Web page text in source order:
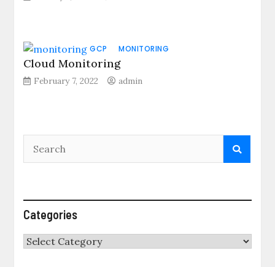
GCP MONITORING
Cloud Monitoring
February 7, 2022 admin
Categories
Categories